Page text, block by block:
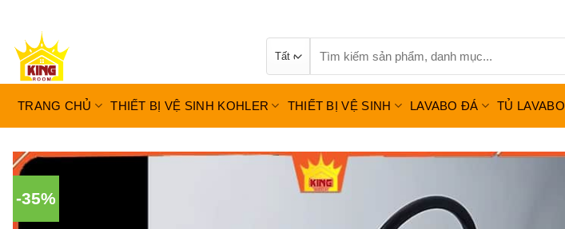
nội
dung
kiếm:
TRANG CHỦ THIẾT BỊ VỆ SINH KOHLER THIẾT BỊ VỆ SINH LAVABO ĐÁ TỦ LAVABO
-35%